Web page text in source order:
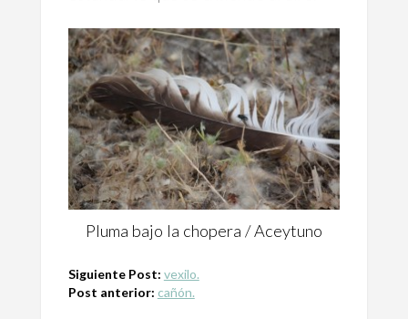
Pluma bajo la chopera / Aceytuno
Siguiente Post: vexilo.
Post anterior: cañón.